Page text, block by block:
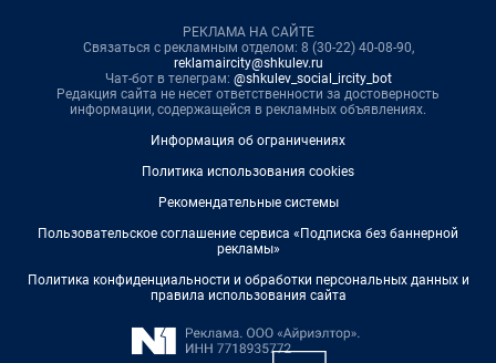
РЕКЛАМА НА САЙТЕ
Связаться с рекламным отделом: 8 (30-22) 40-08-90,
reklamaircity@shkulev.ru
Чат-бот в телеграм: @shkulev_social_ircity_bot
Редакция сайта не несет ответственности за достоверность
информации, содержащейся в рекламных объявлениях.
Информация об ограничениях
Политика использования cookies
Рекомендательные системы
Пользовательское соглашение сервиса «Подписка без баннерной
рекламы»
Политика конфиденциальности и обработки персональных данных и
правила использования сайта